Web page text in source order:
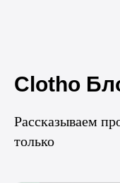
Clotho
Рассказываем
только